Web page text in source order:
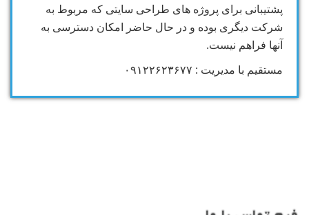
پشتیبانی برای پروژه های طراحی سایتی که مربوط به
شرکت دیگری بوده و در حال حاضر امکان دسترسی به
آنها فراهم نیست.
مستقیم با مدیریت : ۰۹۱۲۲۶۲۳۶۷۷